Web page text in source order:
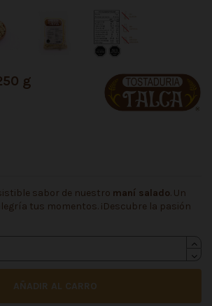
g
sabor de nuestro maní salado. Un
tus momentos. ¡Descubre la pasión
AÑADIR AL CARRO